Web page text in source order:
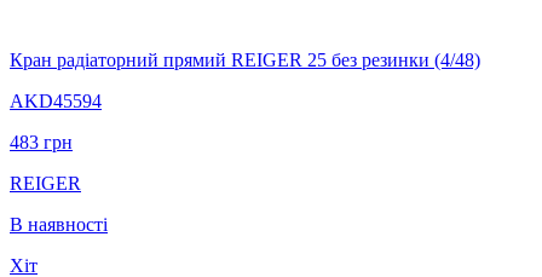
Кран радіаторний прямий REIGER 25 без резинки (4/48)
AKD45594
483 грн
REIGER
В наявності
Хіт